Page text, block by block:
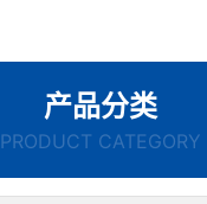
产品分类
PRODUCT CATEGORY